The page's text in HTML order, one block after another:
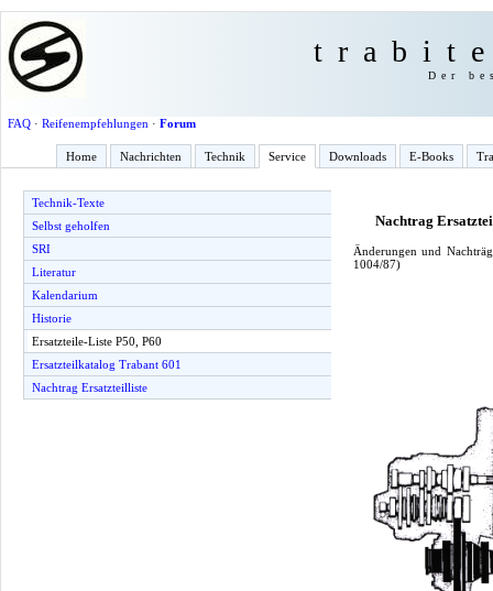
Der
FAQ· Reifenempfehlungen · Forum
Home Nachrichten Technik Service Downloads E-Books
Technik-Texte
Selbst geholfen
SRI
Literatur
Kalendarium
Historie
Ersatzteile-Liste P50, P60
Ersatzteilkatalog Trabant 601
Nachtrag Ersatzteilliste
Nachtrag
Änderungen und
1004/87)